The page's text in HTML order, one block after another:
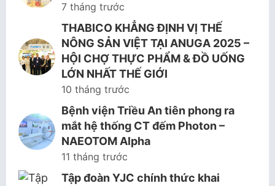
7 tháng trước
THABICO KHẲNG ĐỊNH VỊ THẾ
NÔNG SẢN VIỆT TẠI ANUGA 2025 –
HỘI CHỢ THỰC PHẨM & ĐỒ UỐNG
LỚN NHẤT THẾ GIỚI
10 tháng trước
Bệnh viện Triều An tiên phong ra
mắt hệ thống CT đếm Photon –
NAEOTOM Alpha
11 tháng trước
Tập đoàn YJC chính thức khai